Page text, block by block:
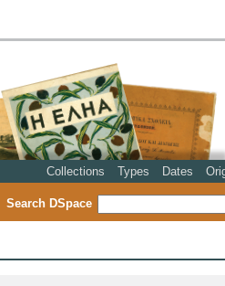
Collections Types Dates
Search DSpace